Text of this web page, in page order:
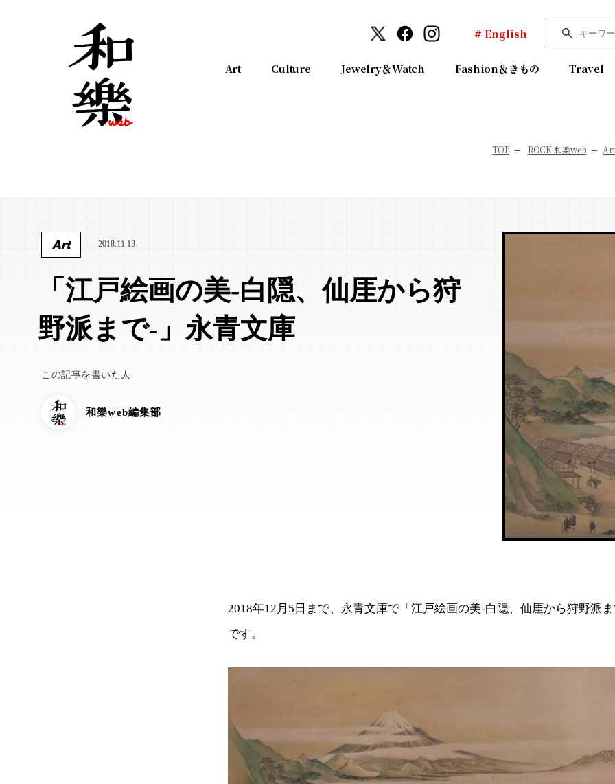
# English
Art Culture Jewelry＆Watch Fashion＆きもの Travel
TOP ROCK 和樂web
Art 2018.11.13
「江戸絵画の美-白隠、仙厓から狩
野派まで-」永青文庫
この記事を書いた人
和樂web編集部
2018年12月5日まで、永青文庫で「江戸絵画の美-白隠、仙厓から狩野派
です。